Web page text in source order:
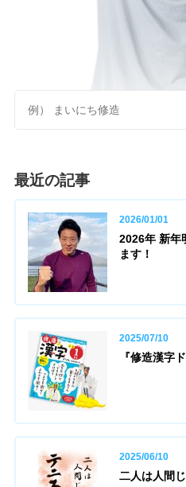
最近の記事
2026/01/01
2026年 新年
ます！
2025/07/10
『修造漢字
2025/06/10
二人は人間